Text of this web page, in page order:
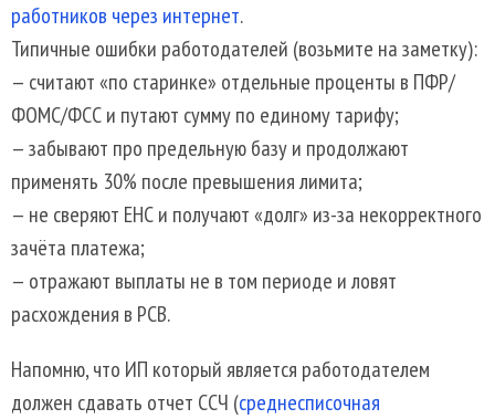
работников через интернет.
Типичные ошибки работодателей (возьмите на заметку):
— считают «по старинке» отдельные проценты в ПФР/
ФОМС/ФСС и путают сумму по единому тарифу;
— забывают про предельную базу и продолжают
применять 30% после превышения лимита;
— не сверяют ЕНС и получают «долг» из-за некорректного
зачёта платежа;
— отражают выплаты не в том периоде и ловят
расхождения в РСВ.
Напомню, что ИП который является работодателем
должен сдавать отчет ССЧ (среднесписочная